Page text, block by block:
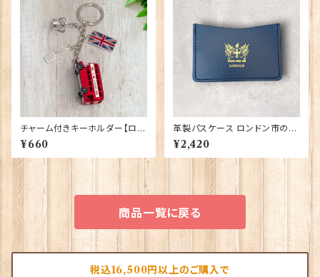
チャーム付きキーホルダー【ロン
ドンバス】A&S Gift 90422
¥660
革製パスケース ロンドン市の紋
章入り【Navy】R.C.Brady 90
381-Navy
¥2,420
商品一覧に戻る
税込16,500円以上のご購入で